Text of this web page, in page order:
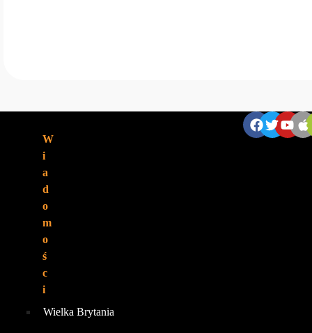
W
i
a
d
o
m
o
ś
c
i
Wielka Brytania